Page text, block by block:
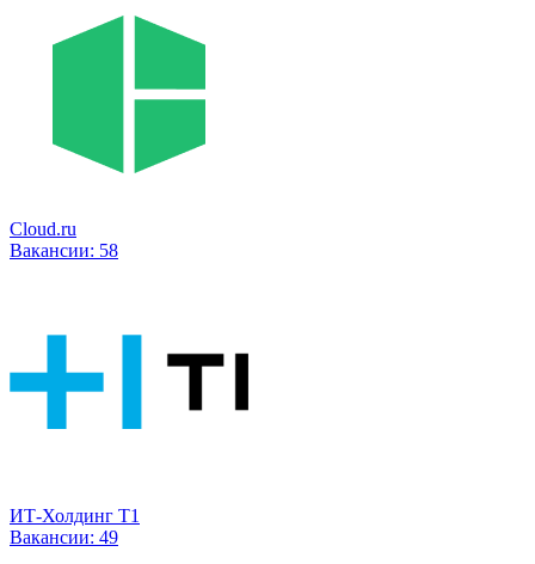
Cloud.ru
Вакансии: 58
ИТ-Холдинг Т1
Вакансии: 49